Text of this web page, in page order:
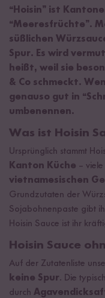
“Hoisin” ist
“Meeresfrüchte”.
süßlichen
Spur. Es wird
heißt, weil sie
& Co schmeckt.
genauso gut in
umbenennen.
Was ist Hoisin
Ursprünglich stammt
Kanton Küche –
vietnamesischen
Grundzutaten der
Sojabohnenpaste gibt
Hoisin Sauce ist ihr
Hoisin Sauce
Auf der Zutatenliste
keine Spur. Die
durch